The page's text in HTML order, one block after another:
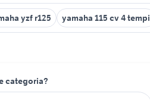
yzf r125 yamaha 115 cv 4 tempi
categoria?